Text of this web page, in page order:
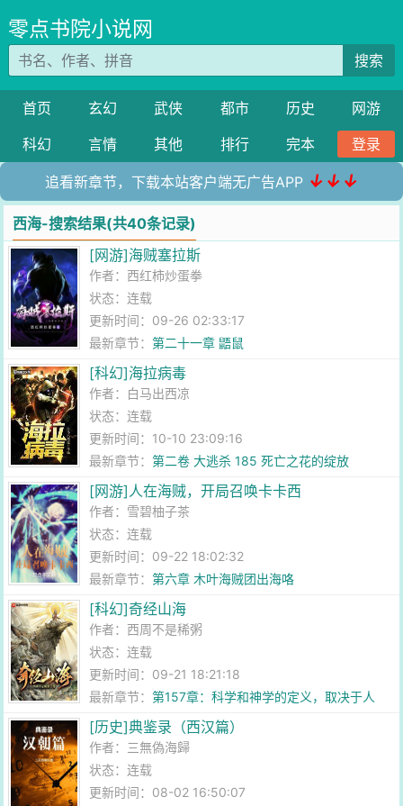
零点书院小说网
搜索
首页 玄幻 武侠 都市 历史
网游
科幻
言情 其他 排行 完本 登录
追看新章节，下载本站客户端无广告APP ↓↓↓
西海-搜索结果(共40条记录)
[网游]海贼塞拉斯
作者： 西红柿炒蛋拳
状态：连载
更新时间：09-26 02:33:17
最新章节：第二十一章 鼯鼠
[科幻]海拉病毒
作者： 白马出西凉
状态：连载
更新时间：10-10 23:09:16
最新章节：第二卷 大逃杀 185 死亡之花的绽放
[网游]人在海贼，开局召唤卡卡西
作者： 雪碧柚子茶
状态：连载
更新时间：09-22 18:02:32
最新章节：第六章 木叶海贼团出海咯
[科幻]奇经山海
作者： 西周不是稀粥
状态：连载
更新时间：09-21 18:21:18
最新章节：第157章：科学和神学的定义，取决于人
[历史]典鉴录（西汉篇）
作者： 三無偽海歸
状态：连载
更新时间：08-02 16:50:07